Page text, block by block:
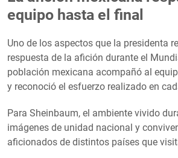
equipo hasta el final
Uno de los aspectos que la presidenta
respuesta de la afición durante el
población mexicana acompañó al
y reconoció el esfuerzo realizado en
Para Sheinbaum, el ambiente vivido
imágenes de unidad nacional y
aficionados de distintos países que